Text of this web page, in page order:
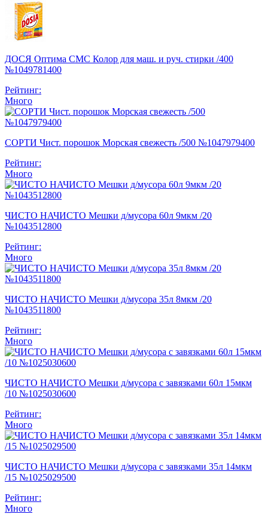
ДОСЯ Оптима СМС Колор для маш. и руч. стирки /400
№1049781400
Рейтинг:
Много
СОРТИ Чист. порошок Морская свежесть /500 №1047979400
Рейтинг:
Много
ЧИСТО НАЧИСТО Мешки д/мусора 60л 9мкм /20
№1043512800
Рейтинг:
Много
ЧИСТО НАЧИСТО Мешки д/мусора 35л 8мкм /20
№1043511800
Рейтинг:
Много
ЧИСТО НАЧИСТО Мешки д/мусора с завязками 60л 15мкм
/10 №1025030600
Рейтинг:
Много
ЧИСТО НАЧИСТО Мешки д/мусора с завязками 35л 14мкм
/15 №1025029500
Рейтинг:
Много